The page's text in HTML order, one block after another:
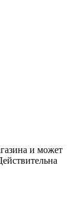
и может